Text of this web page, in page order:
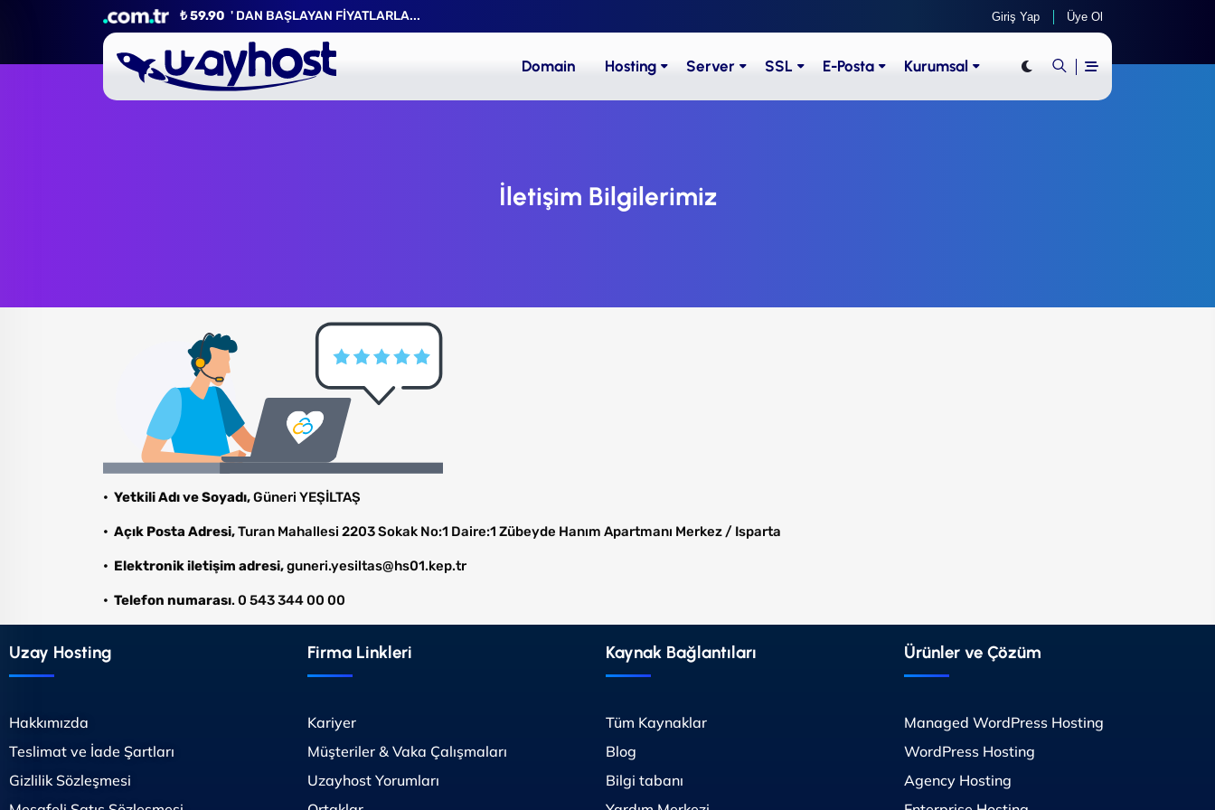
₺ 59.90 ' DAN BAŞLAYAN FİYATLARLA... Giriş Yap Üye Ol
Domain Hosting Server SSL E-Posta Kurumsal
İletişim Bilgilerimiz
• Yetkili Adı ve Soyadı,Güneri YEŞİLTAŞ
• Açık Posta Adresi,Turan Mahallesi 2203 Sokak No:1 Daire:1 Zübeyde Hanım Apartmanı Merkez / Isparta
• Elektronik iletişim adresi,guneri.yesiltas@hs01.kep.tr
• Telefon numarası. 0 543 344 00 00
Uzay Hosting
Hakkımızda
Teslimat ve İade Şartları
Gizlilik Sözleşmesi
Firma Linkleri
Kariyer
Müşteriler & Vaka Çalışmaları
Uzayhost Yorumları
Kaynak Bağlantıları
Tüm Kaynaklar
Blog
Bilgi tabanı
Ürünler ve Çözüm
Managed WordPress Hosting
WordPress Hosting
Agency Hosting